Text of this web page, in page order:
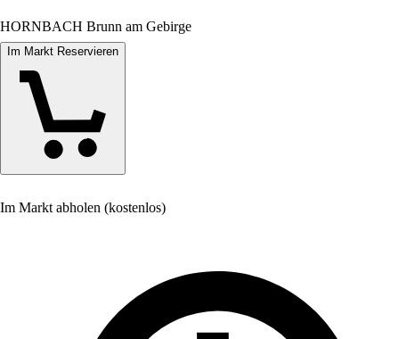
HORNBACH Brunn am Gebirge
Im Markt Reservieren
Im Markt abholen (kostenlos)